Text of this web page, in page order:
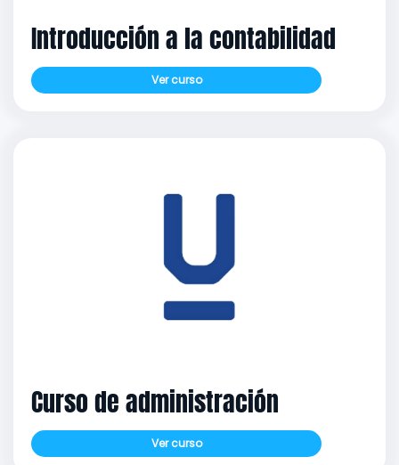
Introducción a la contabilidad
Ver curso
Curso de administración
Ver curso